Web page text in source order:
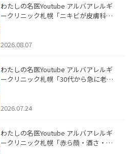
わたしの名医Youtube アルバアレルギ
ークリニック札幌「ニキビが皮膚科で
ました。
2026.08.07
わたしの名医Youtube アルバアレルギ
ークリニック札幌「30代から急に老け
た。
2026.07.24
わたしの名医Youtube アルバアレルギ
ークリニック札幌「赤ら顔・酒さ・ニ